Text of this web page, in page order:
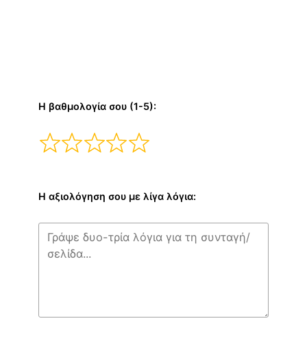
Η βαθμολογία σου (1-5):
Η αξιολόγηση σου με λίγα λόγια: